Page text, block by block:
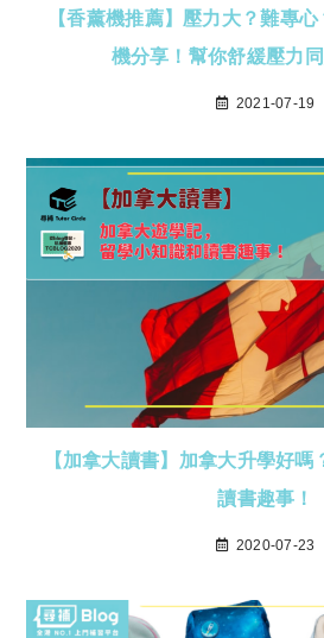
【香薰機推薦】壓力大？難專
機分享！幫你舒緩壓力
2021-07-19
【加拿大讀書】加拿大升學好嗎
讀書趣事！
2020-07-23